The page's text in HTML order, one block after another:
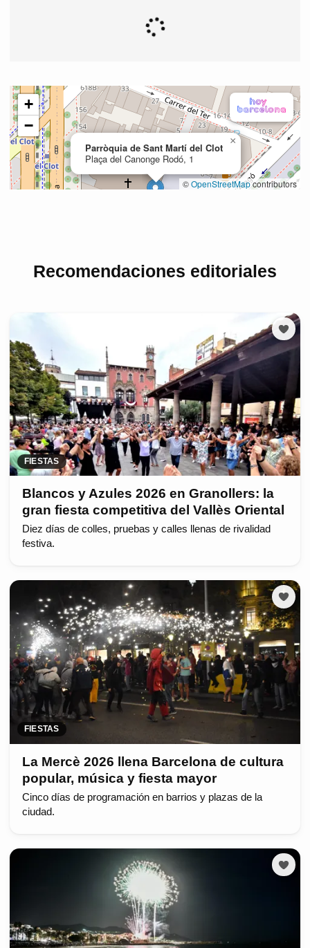
Recomendaciones editoriales
FIESTAS
Blancos y Azules 2026 en Granollers: la
gran fiesta competitiva del Vallès Oriental
Diez días de colles, pruebas y calles llenas de rivalidad
festiva.
FIESTAS
La Mercè 2026 llena Barcelona de cultura
popular, música y fiesta mayor
Cinco días de programación en barrios y plazas de la
ciudad.